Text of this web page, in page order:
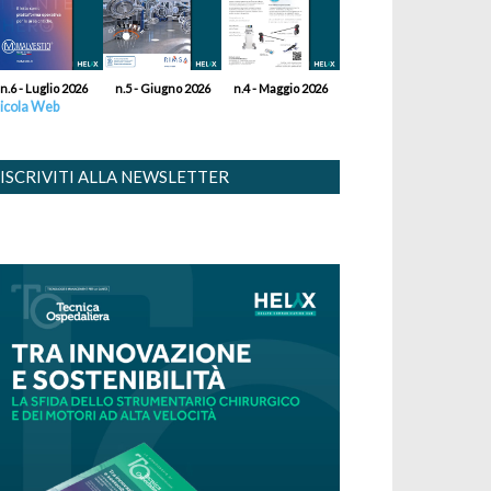
n.6 - Luglio 2026 n.5 - Giugno 2026 n.4 - Maggio 2026
Web
ISCRIVITI ALLA NEWSLETTER